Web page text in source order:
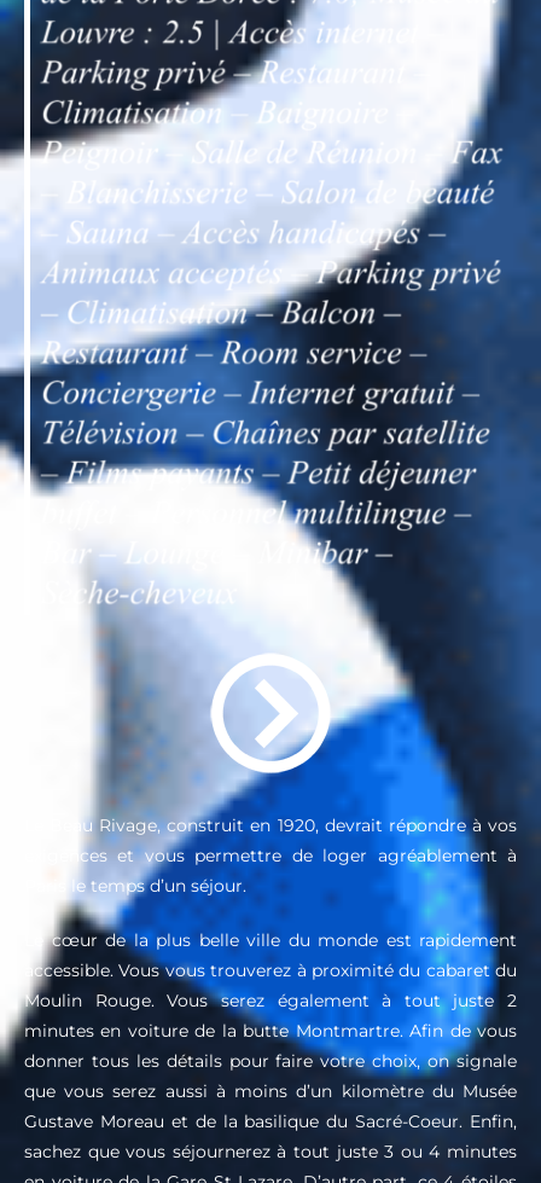
Le Beau Rivage, construit en 1920, devrait répondre à vos
exigences et vous permettre de loger agréablement à
Paris le temps d’un séjour.
Le cœur de la plus belle ville du monde est rapidement
accessible. Vous vous trouverez à proximité du cabaret du
Moulin Rouge. Vous serez également à tout juste 2
minutes en voiture de la butte Montmartre. Afin de vous
donner tous les détails pour faire votre choix, on signale
que vous serez aussi à moins d’un kilomètre du Musée
Gustave Moreau et de la basilique du Sacré-Coeur. Enfin,
sachez que vous séjournerez à tout juste 3 ou 4 minutes